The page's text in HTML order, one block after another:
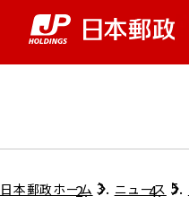
グループ情報
株主・投資家
ニュースト
サステナビリ
採用情報ト
日本郵政ホーム ニュース